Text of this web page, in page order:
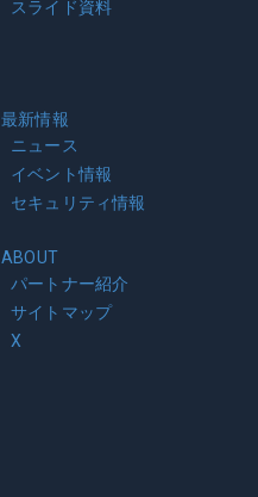
スライド資料
最新情報
ニュース
イベント情報
セキュリティ情報
ABOUT
パートナー紹介
サイトマップ
X